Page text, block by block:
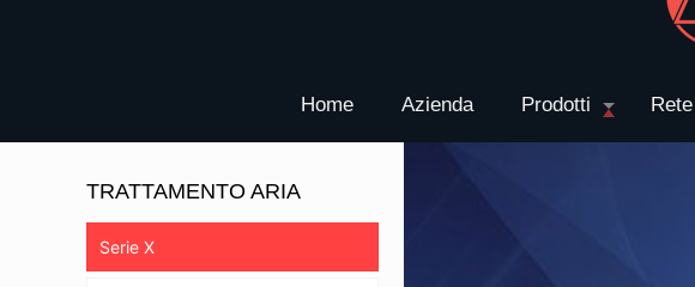
Home Azienda Prodotti
TRATTAMENTO ARIA
Serie X